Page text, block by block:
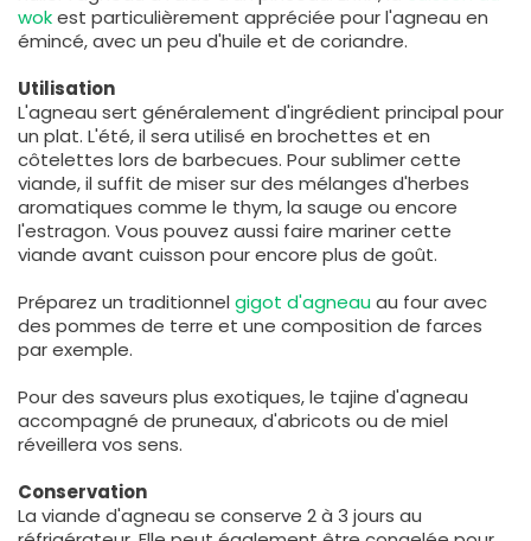
wokest particulièrement appréciée pour l'agneau en
émincé, avec un peu d'huile et de coriandre.
Utilisation
L'agneau sert généralement d'ingrédient principal pour
un plat. L'été, il sera utilisé en brochettes et en
côtelettes lors de barbecues. Pour sublimer cette
viande, il suffit de miser sur des mélanges d'herbes
aromatiques comme le thym, la sauge ou encore
l'estragon. Vous pouvez aussi faire mariner cette
viande avant cuisson pour encore plus de goût.
Préparez un traditionnel gigot d'agneauau four avec
des pommes de terre et une composition de farces
par exemple.
Pour des saveurs plus exotiques, le tajine d'agneau
accompagné de pruneaux, d'abricots ou de miel
réveillera vos sens.
Conservation
La viande d'agneau se conserve 2 à 3 jours au